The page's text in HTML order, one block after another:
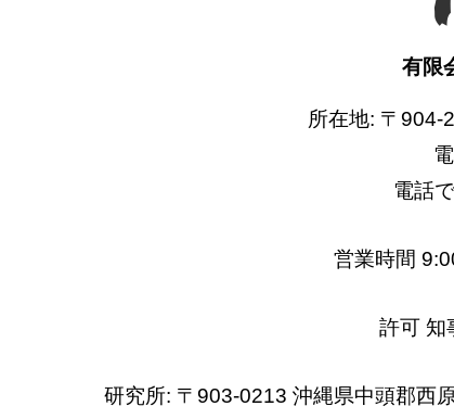
有限
所在地: 〒904-
電話
営業時間
許可 知
研究所: 〒903-0213 沖縄県中頭郡西